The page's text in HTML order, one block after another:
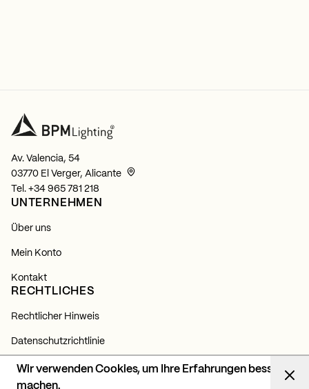
Wir verwenden Cookies, um Ihre Erfahrungen besser
machen.
Av. Valencia, 54
03770 El Verger, Alicante
Tel. +34 965 781 218
UNTERNEHMEN
Über uns
Mein Konto
Kontakt
RECHTLICHES
Rechtlicher Hinweis
Datenschutzrichtlinie
Cookie-Richtlinie
NEWSLETTER